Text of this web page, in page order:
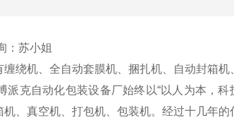
：苏小姐
绕机、全自动套膜机、捆扎机、自动封箱
派克自动化包装设备厂始终以“以人为本，
、真空机、打包机、包装机。经过十几年